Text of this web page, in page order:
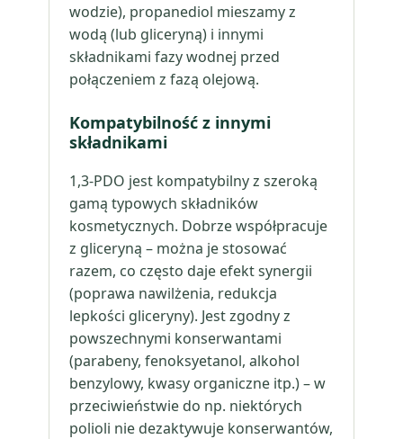
wodzie), propanediol mieszamy z
wodą (lub gliceryną) i innymi
składnikami fazy wodnej przed
połączeniem z fazą olejową.
Kompatybilność z innymi
składnikami
1,3-PDO jest kompatybilny z szeroką
gamą typowych składników
kosmetycznych. Dobrze współpracuje
z gliceryną – można je stosować
razem, co często daje efekt synergii
(poprawa nawilżenia, redukcja
lepkości gliceryny). Jest zgodny z
powszechnymi konserwantami
(parabeny, fenoksyetanol, alkohol
benzylowy, kwasy organiczne itp.) – w
przeciwieństwie do np. niektórych
polioli nie dezaktywuje konserwantów,